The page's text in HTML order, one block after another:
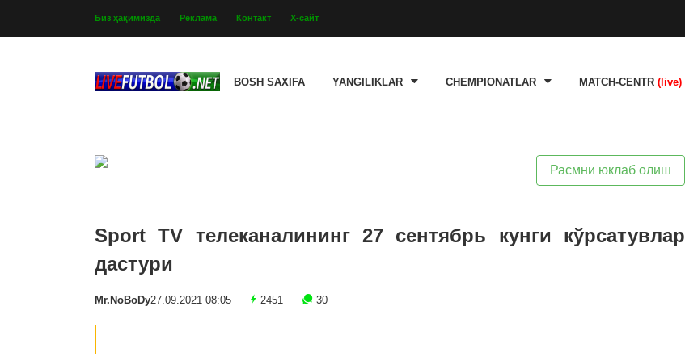
Биз ҳақимизда Реклама Контакт Х-сайт
BOSH SAXIFA YANGILIKLAR CHEMPIONATLAR MATCH-CENTR (live)
Расмни юклаб олиш
Sport TV телеканалининг 27 сентябрь кунги кўрсатувлар
дастури
Mr.NoBoDy27.09.2021 08:05 2451 30